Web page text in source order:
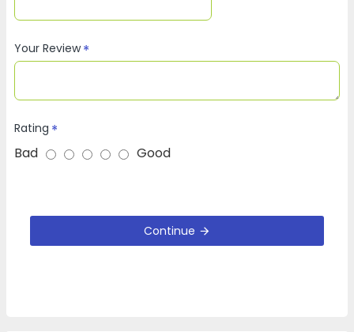
Your Review
Rating
Bad Good
Continue